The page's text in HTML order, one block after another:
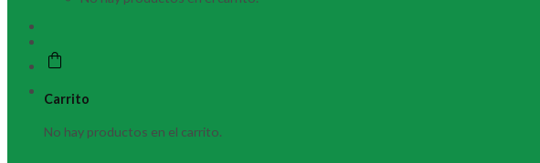
Carrito
No hay productos en el carrito.